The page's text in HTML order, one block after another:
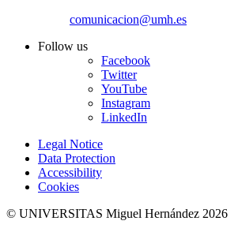
comunicacion@umh.es
Follow us
Facebook
Twitter
YouTube
Instagram
LinkedIn
Legal Notice
Data Protection
Accessibility
Cookies
© UNIVERSITAS Miguel Hernández 2026